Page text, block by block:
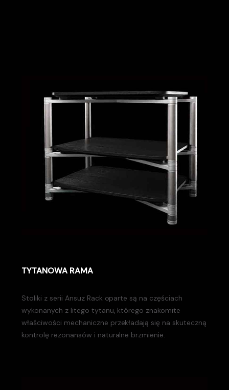
TYTANOWA RAMA
Stoliki z serii Ansuz Rack oparte są na częściach
wykonanych z litego tytanu, którego znakomite
właściwości mechaniczne przekładają się na skuteczną
kontrolę rezonansów i naturalne brzmienie.